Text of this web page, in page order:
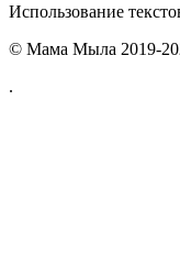
Использование
© Мама Мыла 2019-
.